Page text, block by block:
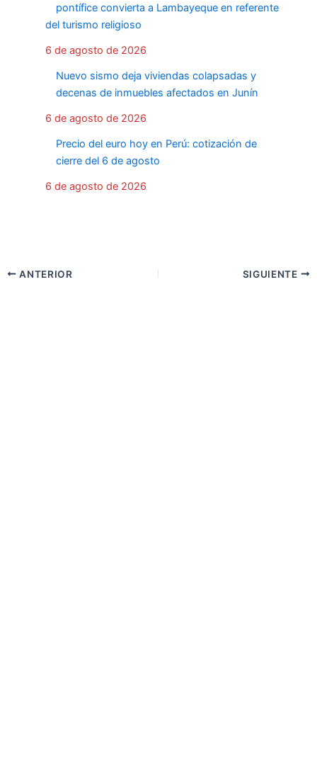
pontífice convierta a Lambayeque en referente
del turismo religioso
6 de agosto de 2026
Nuevo sismo deja viviendas colapsadas y
decenas de inmuebles afectados en Junín
6 de agosto de 2026
Precio del euro hoy en Perú: cotización de
cierre del 6 de agosto
6 de agosto de 2026
ANTERIOR SIGUIENTE